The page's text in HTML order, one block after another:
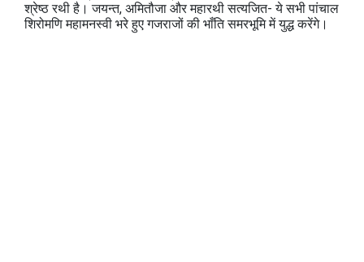
श्रेष्‍ठ रथी है। जयन्‍त, अमितौजा और महारथी सत्‍यजित- ये सभी पांचाल
शिरोमणि महामनस्‍वी भरे हुए गजराजों की भाँति समरभूमि में युद्ध करेंगे।